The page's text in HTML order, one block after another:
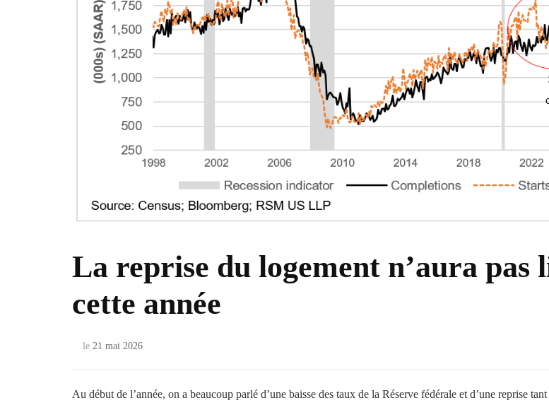
La reprise du logement n’aura pas
cette année
le 21 mai 2026
Au début de l’année, on a beaucoup parlé d’une baisse des taux de la Réserve fédérale et d’une reprise